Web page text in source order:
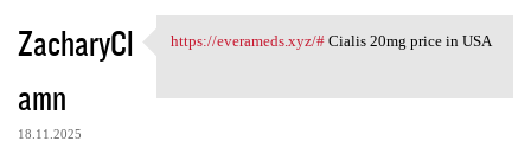
ZacharyCl
amn
18.11.2025
https://everameds.xyz/#
https://everameds.xyz/#Cialis 20mg price in USA